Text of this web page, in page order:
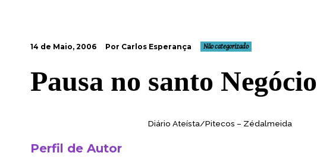
14 de Maio, 2006 Por Carlos Esperança Não categorizado
Pausa no santo Negócio
Diário Ateísta/Pitecos – Zédalmeida
Perfil de Autor